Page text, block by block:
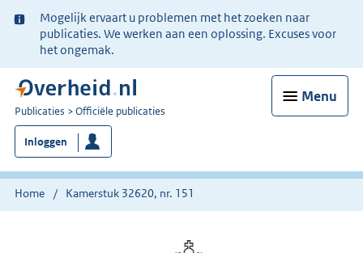
Ter
informatie:
Mogelijk ervaart u problemen met het zoeken naar
publicaties. We werken aan een oplossing. Excuses voor
het ongemak.
Menu
U
bent
nu
hier:
Publicaties Officiële publicaties
Inloggen
Home Kamerstuk 32620, nr. 151